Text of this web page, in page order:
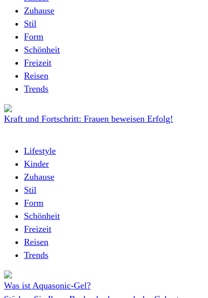
Zuhause
Stil
Form
Schönheit
Freizeit
Reisen
Trends
Kraft und Fortschritt: Frauen beweisen Erfolg!
Lifestyle
Kinder
Zuhause
Stil
Form
Schönheit
Freizeit
Reisen
Trends
Was ist Aquasonic-Gel?